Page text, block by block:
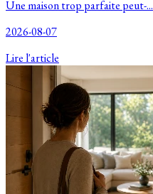
Une maison trop parfaite peut-...
2026-08-07
Lire l'article